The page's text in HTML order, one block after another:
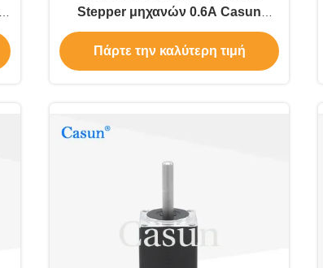
Stepper μηχανών 0.6A Casun
μηχανή για τον εξοπλισμό
ομορφιάς
Πάρτε την καλύτερη τιμή